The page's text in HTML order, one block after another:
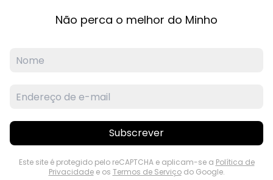
Não perca o melhor do Minho
Subscrever
Este site é protegido pelo reCAPTCHA e aplicam-se a Política de
Privacidadee os Termos de Serviçodo Google.